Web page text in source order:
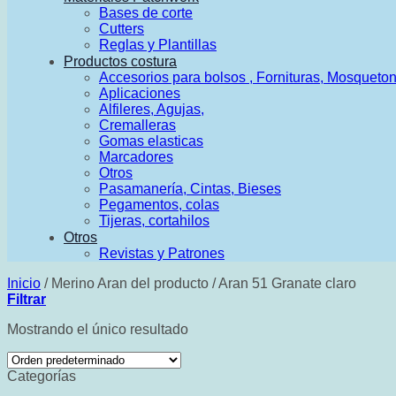
Bases de corte
Cutters
Reglas y Plantillas
Productos costura
Accesorios para bolsos , Fornituras,
Aplicaciones
Alfileres, Agujas,
Cremalleras
Gomas elasticas
Marcadores
Otros
Pasamanería, Cintas, Bieses
Pegamentos, colas
Tijeras, cortahilos
Otros
Revistas y Patrones
Inicio /Merino Aran del producto /Aran 51 Granate claro
Filtrar
Mostrando el único resultado
Categorías